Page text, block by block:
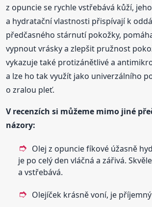
z opuncie se rychle vstřebává kůží,
a hydratační vlastnosti přispívají k
předčasného stárnutí pokožky,
vypnout vrásky a zlepšit pružnost
vykazuje také protizánětlivé a
a lze ho tak využít jako univerzálního
o zralou pleť.
V recenzích si můžeme mimo jiné
názory:
Olej z opuncie fíkové úžasně
je po celý den vláčná a zářivá.
a vstřebává.
Olejíček krásně voní, je